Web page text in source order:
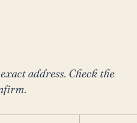
address. Check the